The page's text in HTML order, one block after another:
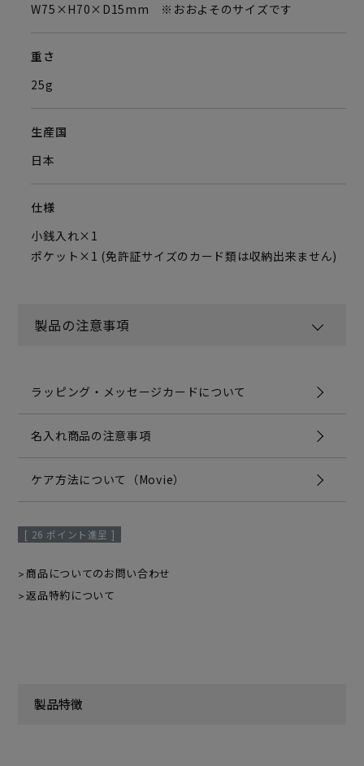
W75×H70×D15mm ※おおよそのサイズです
重さ
25g
生産国
日本
仕様
小銭入れ×1
ポケット×1 (免許証サイズのカード類は収納出来ません)
製品の注意事項
ラッピング・メッセージカードについて
名入れ商品の注意事項
ケア方法について（Movie）
[ 26 ポイント進呈 ]
商品についてのお問い合わせ
返品特約について
製品特徴